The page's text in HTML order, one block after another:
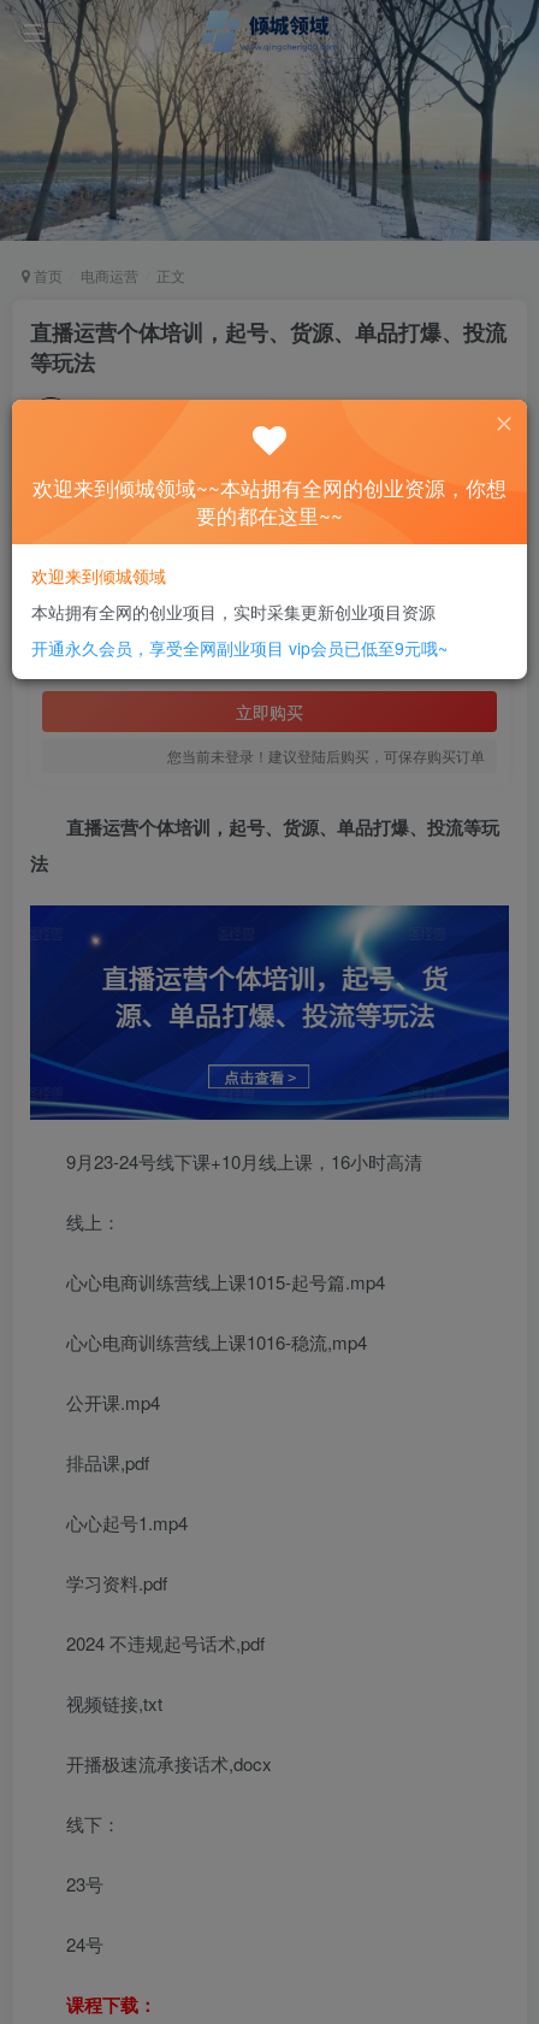
首页 电商运营 正文
直播运营个体培训，起号、货源、单品打爆、投流
等玩法
私信
此内容为付费阅读，请付费后查看
￥ 2
SVIP全站会员免费
立即购买
您当前未登录！建议登陆后购买，可保存购买订单
付费阅读
直播运营个体培训 ，起号、货源、单品打爆、投流等玩
法
9月23-24号线下课+10月线上课，16小时高清
线上：
心心电商训练营线上课1015-起号篇.mp4
心心电商训练营线上课1016-稳流,mp4
公开课.mp4
排品课,pdf
心心起号1.mp4
学习资料.pdf
2024 不违规起号话术,pdf
视频链接,txt
开播极速流承接话术,docx
线下：
23号
24号
课程下载：
欢迎来到倾城领域~~本站拥有全网的创业资源，你想
要的都在这里~~
欢迎来到倾城领域
本站拥有全网的创业项目，实时采集更新创业项目资源
开通永久会员，享受全网副业项目 vip会员已低至9元哦~